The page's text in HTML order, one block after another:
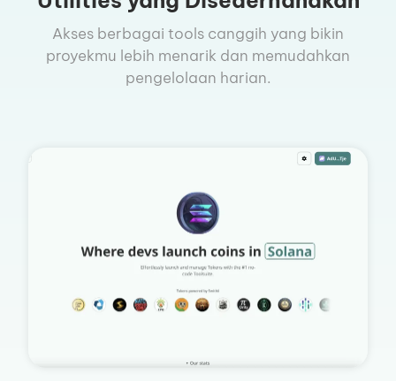
Akses berbagai tools canggih yang bikin
proyekmu lebih menarik dan memudahkan
pengelolaan harian.